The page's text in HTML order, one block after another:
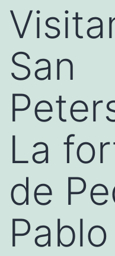
San
La
de
Pablo